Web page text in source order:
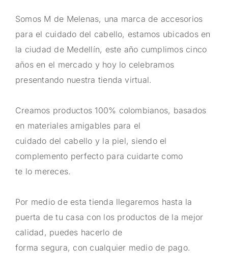
Somos M de Melenas, una marca de accesorios
para el cuidado del cabello, estamos ubicados en
la ciudad de Medellín, este año cumplimos cinco
años en el mercado y hoy lo celebramos
presentando nuestra tienda virtual.
Creamos productos 100% colombianos, basados
en materiales amigables para el
cuidado del cabello y la piel, siendo el
complemento perfecto para cuidarte como
te lo mereces.
Por medio de esta tienda llegaremos hasta la
puerta de tu casa con los productos de la mejor
calidad, puedes hacerlo de
forma segura, con cualquier medio de pago.